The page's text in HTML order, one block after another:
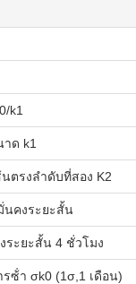
k1
ด k1
ตรงลําดับที่สอง K2
นคงระยะสั้น
ระยะสั้น 4 ชั่วโมง
รซ้ํา σk0 (1σ,1 เดือน)